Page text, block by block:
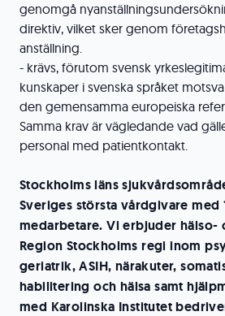
genomgå
direktiv, vilket sker genom
anställning.
- krävs, förutom svensk
kunskaper i svenska språket
den gemensamma europeiska
Samma krav är vägledande vad
personal med patientkontakt.
Stockholms läns
Sveriges största vårdgivare med
medarbetare. Vi erbjuder hälso-
Region Stockholms regi inom
geriatrik, ASIH, närakuter,
habilitering och hälsa samt
med Karolinska Institutet